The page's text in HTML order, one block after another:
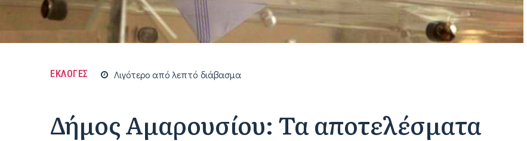
ΕΚΛΟΓΕΣ Λιγότερο απόλεπτό διάβασμα
Δήμος Αμαρουσίου: Τα αποτελέσματα